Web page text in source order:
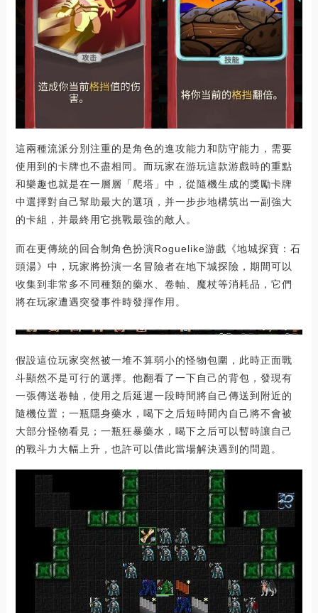
這兩種流派分別注重的是角色的進攻能力和防守能力，需要
使用到的卡牌也不盡相同。而玩家在游玩這款游戲時的重點
和樂趣也就是在一層層「爬塔」中，從隨機生成的獎勵卡牌
中選擇對自己幫助最大的選項，并一步步地構筑出一副強大
的卡組，并最終用它挑戰最強的敵人。
而在更傳統的回合制角色扮演Roguelike游戲《地城探寶：石
頭湯》中，玩家將扮演一名冒險者在地下城探險，期間可以
收集到非常多不同種類的藥水、卷軸、魔杖等消耗品，它們
將在玩家遭遇突發事件時發揮作用。
假設這位玩家突然被一堆不算弱小的怪物包圍，此時正面戰
斗顯然不是可行的選擇。他翻看了一下自己的背包，發現有
一張傳送卷軸，使用之后延遲一段時間將自己傳送到附近的
隨機位置；一瓶隱身藥水，喝下之后短時間內自己將不會被
大部分怪物看見；一瓶狂暴藥水，喝下之后可以暫時讓自己
的戰斗力大幅上升，也許可以借此當場解決遇到的問題。